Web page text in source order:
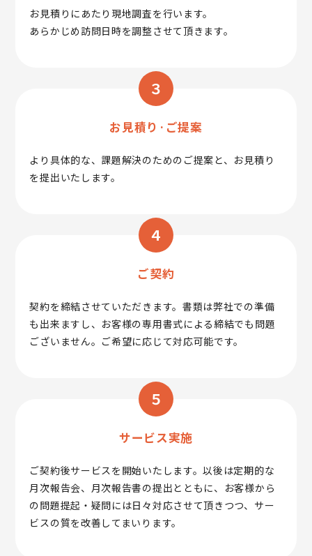
お見積りにあたり現地調査を行います。
あらかじめ訪問日時を調整させて頂きます。
３
お見積り·ご提案
より具体的な、課題解決のためのご提案と、お見積り
を提出いたします。
４
ご契約
契約を締結させていただきます。書類は弊社での準備
も出来ますし、お客様の専用書式による締結でも問題
ございません。ご希望に応じて対応可能です。
５
サービス実施
ご契約後サービスを開始いたします。以後は定期的な
月次報告会、月次報告書の提出とともに、お客様から
の問題提起・疑問には日々対応させて頂きつつ、サー
ビスの質を改善してまいります。